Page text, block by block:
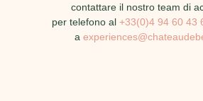
contattare il nostro team di
per telefono al +33(0)4 94 60 43
a